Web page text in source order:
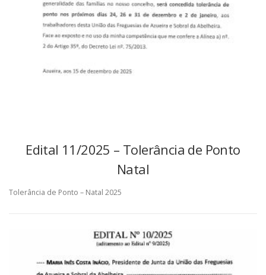
Edital 11/2025 – Tolerância de Ponto
Natal
Tolerância de Ponto – Natal 2025